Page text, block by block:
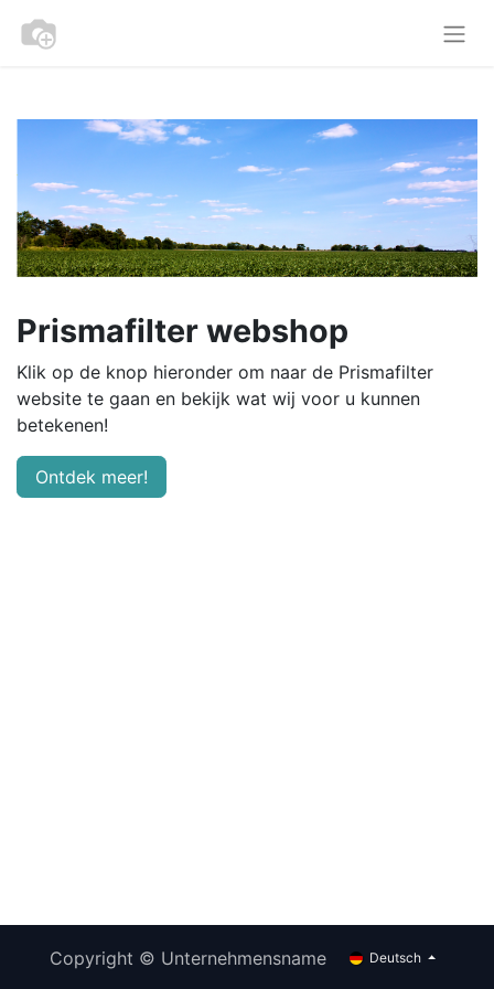
Prismafilter webshop
Klik op de knop hieronder om naar de Prismafilter
website te gaan en bekijk wat wij voor u kunnen
betekenen!
Ontdek meer!
Copyright © Unternehmensname Deutsch